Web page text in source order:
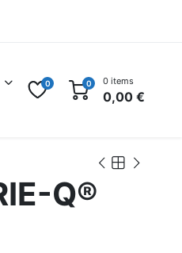
0 0 0 items
0,00€
Q®